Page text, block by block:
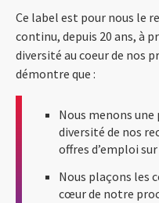
Ce label est pour nous le
continu, depuis 20 ans, à
diversité au coeur de nos
démontre que :
Nous menons
diversité de nos
offres d’emploi
Nous plaçons les
cœur de notre